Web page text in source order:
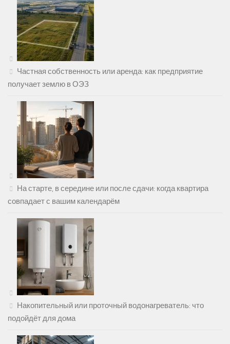
Частная собственность или аренда: как предприятие
получает землю в ОЭЗ
На старте, в середине или после сдачи: когда квартира
совпадает с вашим календарём
Накопительный или проточный водонагреватель: что
подойдёт для дома